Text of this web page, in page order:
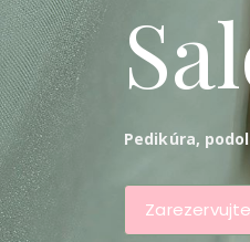
Pedikúra,